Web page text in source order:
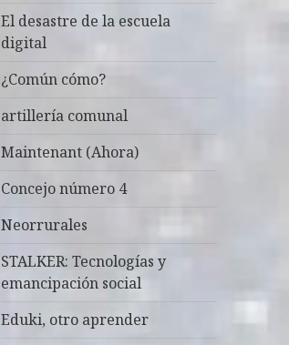
El desastre de la escuela
digital
¿Común cómo?
artillería comunal
Maintenant (Ahora)
Concejo número 4
Neorrurales
STALKER: Tecnologías y
emancipación social
Eduki, otro aprender